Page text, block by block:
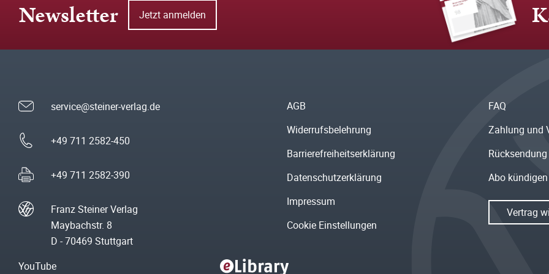
Newsletter Jetzt anmelden
service@steiner-verlag.de
+49 711 2582-450
+49 711 2582-390
Franz Steiner Verlag
Maybachstr. 8
D - 70469 Stuttgart
AGB
Widerrufsbelehrung
Barrierefreiheitserklärung
Datenschutzerklärung
Impressum
Cookie Einstellungen
FAQ
Zahlung und
Rücksendung
Abo kündigen
Vertrag
YouTube